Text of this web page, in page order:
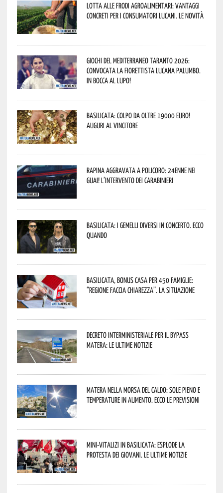
Lotta alle frodi agroalimentari: vantaggi
concreti per i consumatori lucani. Le novità
Giochi del Mediterraneo Taranto 2026:
convocata la fiorettista lucana Palumbo.
In bocca al lupo!
Basilicata: colpo da oltre 19000 Euro!
Auguri al vincitore
Rapina aggravata a Policoro: 24enne nei
guai! L’intervento dei Carabinieri
Basilicata: i Gemelli DiVersi in concerto. Ecco
quando
Basilicata, Bonus casa per 450 famiglie:
“Regione faccia chiarezza”. La situazione
Decreto interministeriale per il Bypass
Matera: le ultime notizie
Matera nella morsa del caldo: sole pieno e
temperature in aumento. Ecco le previsioni
Mini-vitalizi in Basilicata: esplode la
protesta dei giovani. Le ultime notizie